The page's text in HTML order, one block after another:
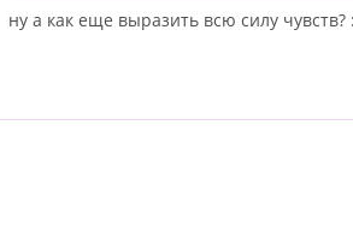
ну а как еще выразить всю силу чувств?